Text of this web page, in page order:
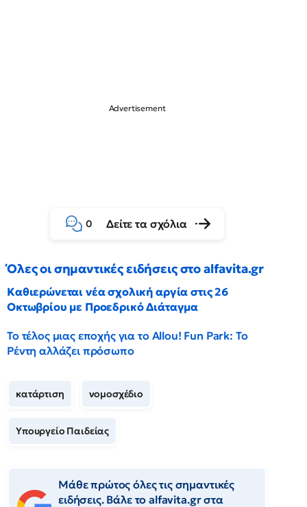
0 Δείτε τα σχόλια
Όλες οι σημαντικές ειδήσεις στο alfavita.gr
Καθιερώνεται νέα σχολική αργία στις 26
Οκτωβρίου με Προεδρικό Διάταγμα
Το τέλος μιας εποχής για το Allou! Fun Park: Το
Ρέντη αλλάζει πρόσωπο
κατάρτιση νομοσχέδιο
Υπουργείο Παιδείας
Μάθε πρώτος όλες τις σημαντικές
ειδήσεις. Βάλε το alfavita.gr στα